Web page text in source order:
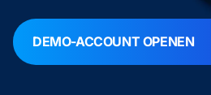
DEMO-ACCOUNT OPENEN